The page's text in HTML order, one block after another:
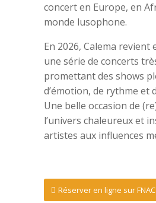
concert en Europe, en
monde lusophone.
En 2026, Calema revient
une série de concerts
promettant des shows
d’émotion, de rythme et
Une belle occasion de
l’univers chaleureux et
artistes aux influences
Réserver en ligne sur FNAC